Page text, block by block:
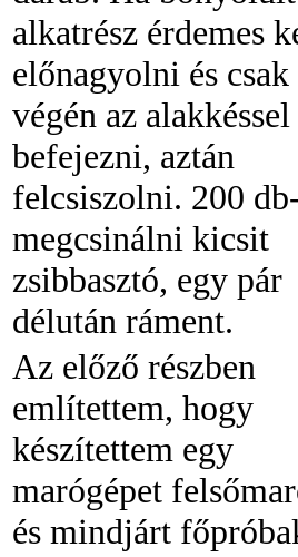
alkatrész érdemes
előnagyolni és csak
végén az alakkéssel
befejezni, aztán
felcsiszolni. 200
megcsinálni kicsit
zsibbasztó, egy pár
délután ráment.
Az előző részben
említettem, hogy
készítettem egy
marógépet
és mindjárt